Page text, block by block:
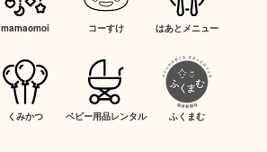
mamaomoi コーすけ はあとメニュー
くみかつ ベビー用品レンタル ふくまむ